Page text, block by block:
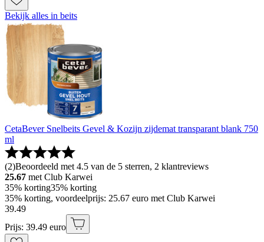
Bekijk alles in beits
CetaBever Snelbeits Gevel & Kozijn zijdemat transparant blank 750
ml
(2)Beoordeeld met 4.5 van de 5 sterren, 2 klantreviews
25.67 met Club Karwei
35% korting35% korting
35% korting, voordeelprijs: 25.67 euro met Club Karwei
39.49
Prijs: 39.49 euro